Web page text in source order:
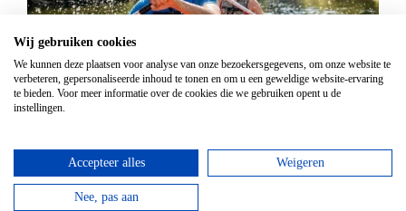
Vanaf€21,95
Kanovaren moet je echt doen in de Ardennen! Boek
nu jouw avontuur op het water!
Wij gebruiken cookies
We kunnen deze plaatsen voor analyse van onze bezoekersgegevens, om onze website te
verbeteren, gepersonaliseerde inhoud te tonen en om u een geweldige website-ervaring
te bieden. Voor meer informatie over de cookies die we gebruiken opent u de
instellingen.
Accepteer alles Weigeren
Nee, pas aan